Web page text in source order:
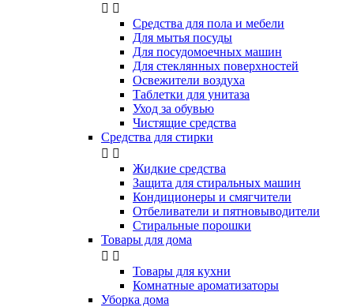
 
Cредства для пола и мебели
Для мытья посуды
Для посудомоечных машин
Для стеклянных поверхностей
Освежители воздуха
Таблетки для унитаза
Уход за обувью
Чистящие средства
Средства для стирки
 
Жидкие средства
Защита для стиральных машин
Кондиционеры и смягчители
Отбеливатели и пятновыводители
Стиральные порошки
Товары для дома
 
Товары для кухни
Комнатные ароматизаторы
Уборка дома